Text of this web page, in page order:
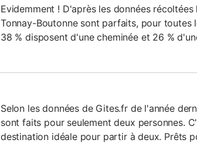
Evidemment ! D'après les données
Tonnay-Boutonne sont parfaits, pour toutes
38 % disposent d'une cheminée et 26 %
Selon les données de Gites.fr de l'année
sont faits pour seulement deux personnes.
destination idéale pour partir à deux. Prêts